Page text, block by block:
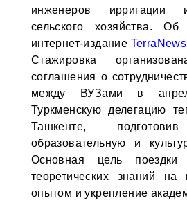
инженеров ирригации
сельского хозяйства.
интернет-издание TerraNews
Стажировка
соглашения о
между ВУЗами в
Туркменскую делегацию
Ташкенте,
образовательную и
Основная цель поездки
теоретических знаний на
опытом и укрепление